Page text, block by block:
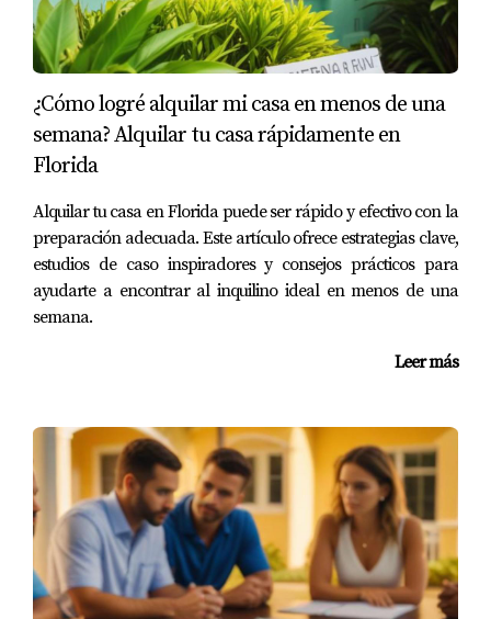
¿Cómo logré alquilar mi casa en menos de una
semana? Alquilar tu casa rápidamente en
Florida
Alquilar tu casa en Florida puede ser rápido y efectivo con la
preparación adecuada. Este artículo ofrece estrategias clave,
estudios de caso inspiradores y consejos prácticos para
ayudarte a encontrar al inquilino ideal en menos de una
semana.
Leer más